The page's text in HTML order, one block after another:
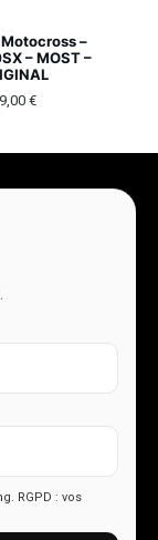
–
– MOST –
€
RGPD : vos